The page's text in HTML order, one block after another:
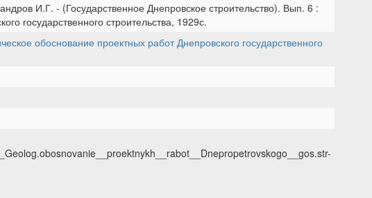
И.Г. - (Государственное Днепровское строительство). Вып. 6 :
государственного строительства, 1929с.
обоснование проектных работ Днепровского государственного